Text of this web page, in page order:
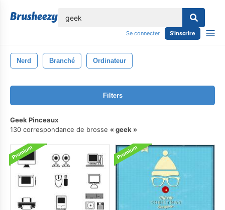
Se connecter S'inscrire
Nerd Branché Ordinateur
Filters
Geek Pinceaux
130 correspondance de brosse
geek